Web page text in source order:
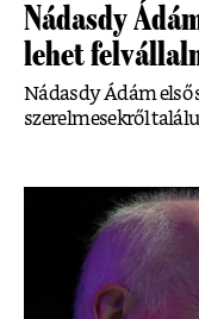
Nádasdy
lehet
Nádasdy Ádám első
szerelmesekről